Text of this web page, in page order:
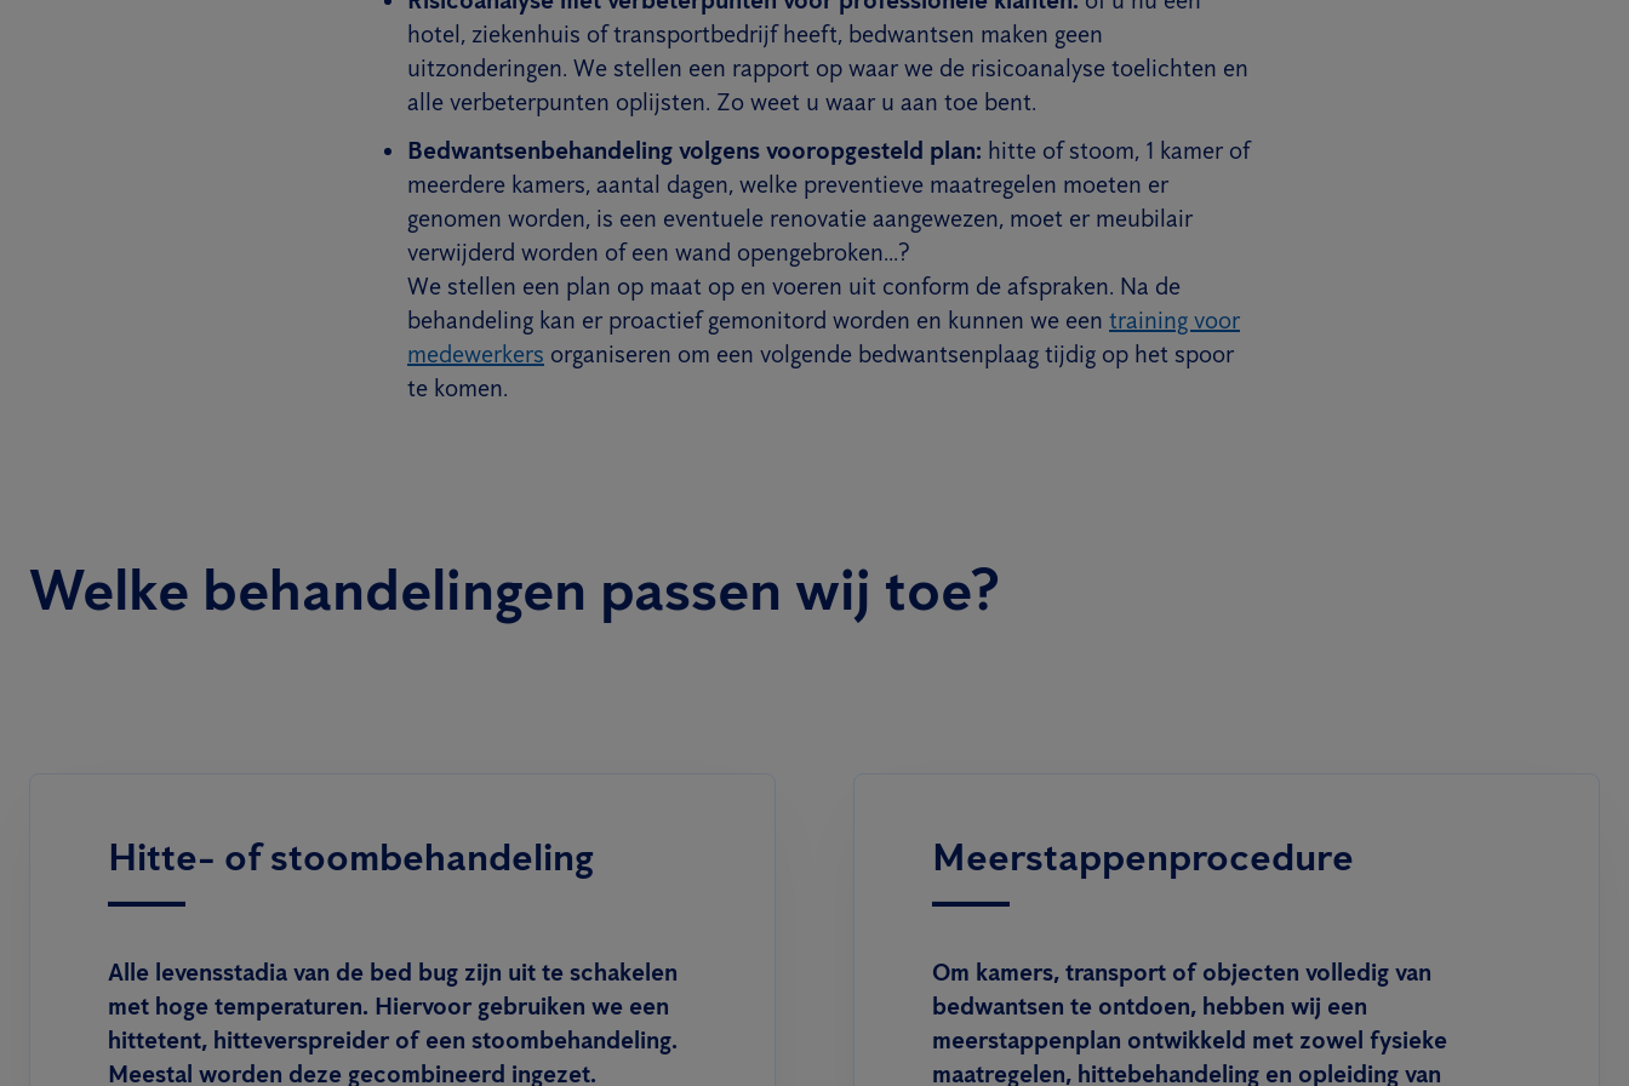
hotel, ziekenhuis of transportbedrijf heeft, bedwantsen maken geen
uitzonderingen. We stellen een rapport op waar we de risicoanalyse toelichten en
alle verbeterpunten oplijsten. Zo weet u waar u aan toe bent.
Bedwantsenbehandeling volgens vooropgesteld plan: hitte of stoom, 1 kamer of
meerdere kamers, aantal dagen, welke preventieve maatregelen moeten er
genomen worden, is een eventuele renovatie aangewezen, moet er meubilair
verwijderd worden of een wand opengebroken...?
We stellen een plan op maat op en voeren uit conform de afspraken. Na de
behandeling kan er proactief gemonitord worden en kunnen we een training voor
medewerkers organiseren om een volgende bedwantsenplaag tijdig op het spoor
te komen.
Welke behandelingen passen wij toe?
Hitte- of stoombehandeling
Alle levensstadia van de bed bug zijn uit te schakelen
met hoge temperaturen. Hiervoor gebruiken we een
hittetent, hitteverspreider of een stoombehandeling.
Meestal worden deze gecombineerd ingezet.
Meerstappenprocedure
Om kamers, transport of objecten volledig van
bedwantsen te ontdoen, hebben wij een
meerstappenplan ontwikkeld met zowel fysieke
maatregelen, hittebehandeling en opleiding van